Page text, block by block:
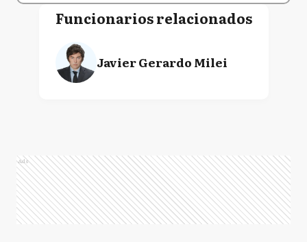
Funcionarios relacionados
Javier Gerardo Milei
Ads